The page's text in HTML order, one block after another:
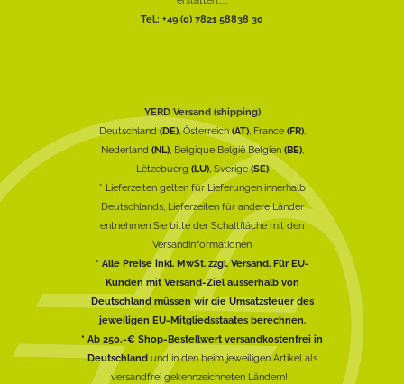
Tel.: +49 (0) 7821 58838 30
YERD Versand (shipping)
Deutschland(DE), Österreich(AT), France (FR),
Nederland (NL), Belgique België Belgien (BE),
Lëtzebuerg (LU), Sverige(SE)
* Lieferzeiten gelten für Lieferungen innerhalb
Deutschlands, Lieferzeiten für andere Länder
entnehmen Sie bitte der Schaltfläche mit den
Versandinformationen
* Alle Preise inkl. MwSt. zzgl. Versand. Für EU-
Kunden mit Versand-Ziel ausserhalb von
Deutschland müssen wir die Umsatzsteuer des
jeweiligen EU-Mitgliedsstaates berechnen.
* Ab 250,-€ Shop-Bestellwert versandkostenfrei in
Deutschlandund in den beim jeweiligen Artikel als
versandfrei gekennzeichneten Ländern!